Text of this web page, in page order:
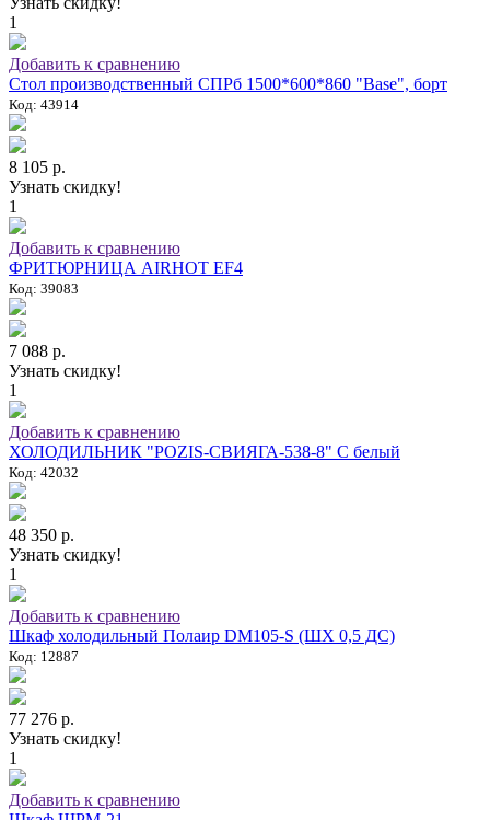
1
Добавить к сравнению
Стол производственный СПРб 1500*600*860 "Base", борт
Код: 43914
8 105 р.
Узнать скидку!
1
Добавить к сравнению
ФРИТЮРНИЦА AIRHOT EF4
Код: 39083
7 088 р.
Узнать скидку!
1
Добавить к сравнению
ХОЛОДИЛЬНИК "POZIS-СВИЯГА-538-8" C белый
Код: 42032
48 350 р.
Узнать скидку!
1
Добавить к сравнению
Шкаф холодильный Полаир DM105-S (ШХ 0,5 ДС)
Код: 12887
77 276 р.
Узнать скидку!
1
Добавить к сравнению